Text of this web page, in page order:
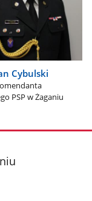
Cybulski
PSP w Żaganiu